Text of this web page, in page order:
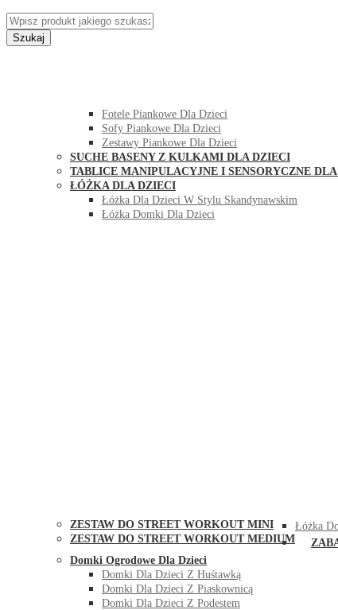
Szukaj
Fotele Piankowe Dla Dzieci
Sofy Piankowe Dla Dzieci
Zestawy Piankowe Dla Dzieci
SUCHE BASENY Z KULKAMI DLA DZIECI
TABLICE MANIPULACYJNE I SENSORYCZNE
ŁÓŻKA DLA DZIECI
Łóżka Dla Dzieci W Stylu Skandynawskim
Łóżka Domki Dla Dzieci
ZESTAW DO STREET WORKOUT MINI
ZESTAW DO STREET WORKOUT MEDIUM
Łóżka
Domki Ogrodowe Dla Dzieci
Domki Dla Dzieci Z Huśtawką
Domki Dla Dzieci Z Piaskownicą
Domki Dla Dzieci Z Podestem